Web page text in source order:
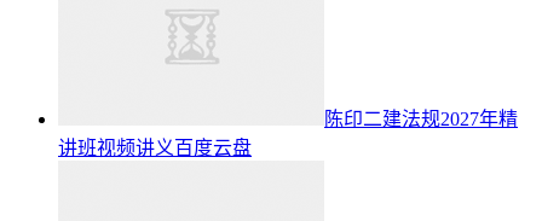
陈印二建法规2027年精
讲班视频讲义百度云盘